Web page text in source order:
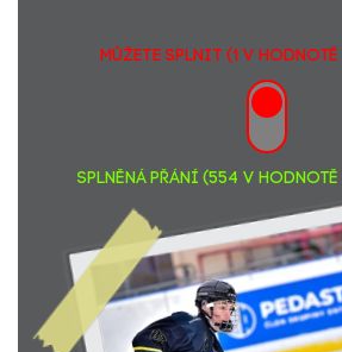
Denisa Erlichová...Doufám, že brzy pojedeš k
MŮŽETE SPLNIT (1 v
SPLNĚNÁ PŘÁNÍ (554 v hodnotě